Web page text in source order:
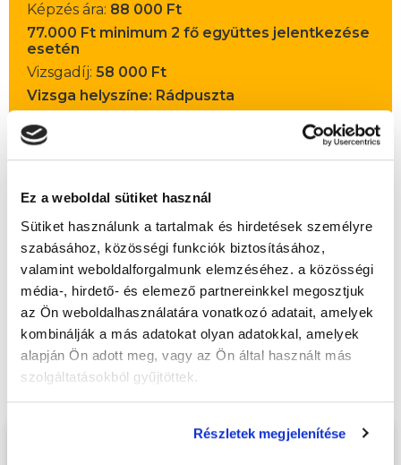
Ez a weboldal sütiket használ
Sütiket használunk a tartalmak és hirdetések személyre
szabásához, közösségi funkciók biztosításához,
valamint weboldalforgalmunk elemzéséhez. a közösségi
média-, hirdető- és elemező partnereinkkel megosztjuk
az Ön weboldalhasználatára vonatkozó adatait, amelyek
kombinálják a más adatokat olyan adatokkal, amelyek
alapján Ön adott meg, vagy az Ön által használt más
szolgáltatásokból gyűjtöttek.
Részletek megjelenítése
Képzés ára: 88 000 Ft
77.000 Ft minimum 2 fő együttes jelentkezése
esetén
Vizsgadíj: 58 000 Ft
Vizsga helyszíne: Rádpuszta
A csoport a meghirdetett időpontban
Jelentkezem!
Végezd elAranykalászos gazda képzés -
Szolnoktanfolyamunkat és váltsd valóra az